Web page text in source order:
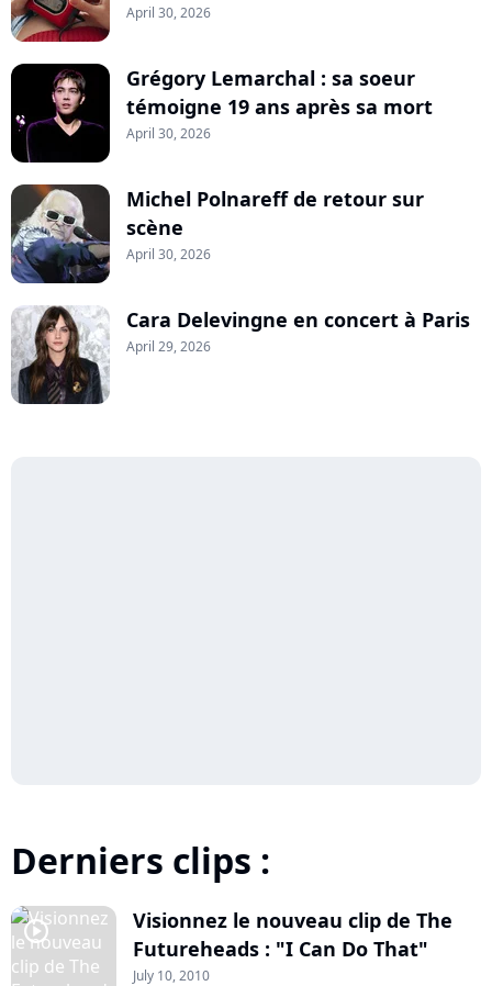
April 30, 2026
Grégory Lemarchal : sa soeur
témoigne 19 ans après sa mort
April 30, 2026
Michel Polnareff de retour sur
scène
April 30, 2026
Cara Delevingne en concert à Paris
April 29, 2026
Derniers clips :
player2
Visionnez le nouveau clip de The
Futureheads : "I Can Do That"
July 10, 2010